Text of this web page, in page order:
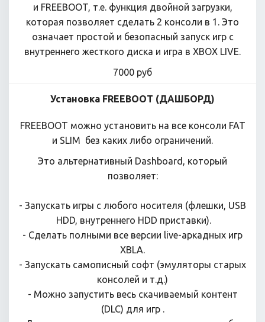
и FREEBOOT, т.е. функция двойной загрузки,
которая позволяет сделать 2 консоли в 1. Это
означает простой и безопасный запуск игр с
внутреннего жесткого диска и игра в XBOX LIVE.
7000 руб
Установка FREEBOOT (ДАШБОРД)
FREEBOOT можно установить на все консоли FAT
и SLIM без каких либо ограничений.
Это альтернативный Dashboard, который
позволяет:
- Запускать игры с любого носителя (флешки, USB
HDD, внутреннего HDD приставки).
- Сделать полными все версии live-аркадных игр
XBLA.
- Запускать самописный софт (эмуляторы старых
консолей и т.д.)
- Можно запустить весь скачиваемый контент
(DLC) для игр .